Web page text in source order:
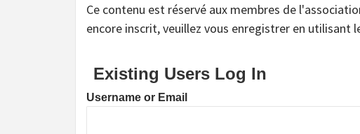
Ce contenu est réservé aux membres de
encore inscrit, veuillez vous enregistrer en utilisant
Existing Users Log In
Username or Email